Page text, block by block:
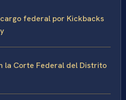
federal por Kickbacks
la Corte Federal del Distrito